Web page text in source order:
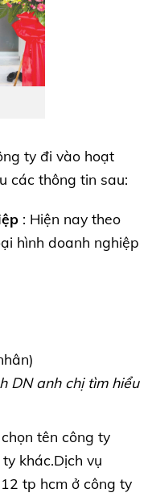
ty đi vào hoạt
các thông tin sau:
: Hiện nay theo
hình doanh nghiệp
DN anh chị tìm hiểu
tên công ty
khác.Dịch vụ
tp hcm ở công ty